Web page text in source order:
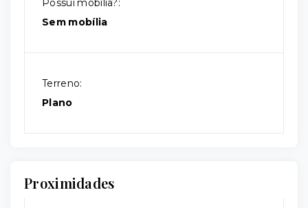
Possui mobília?:
Sem mobília
Terreno:
Plano
Proximidades